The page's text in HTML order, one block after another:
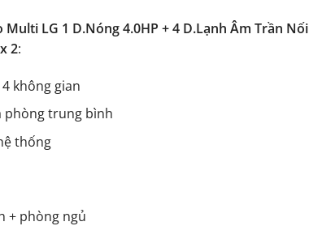
Multi LG 1 D.Nóng 4.0HP + 4 D.Lạnh Âm Trần Nối
2:
không gian
phòng trung bình
thống
+ phòng ngủ